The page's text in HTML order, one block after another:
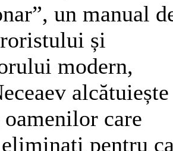
un manual
și
modern,
care
pentru